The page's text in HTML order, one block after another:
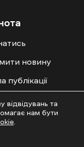
новину
публікації
відвідувань та
нам бути